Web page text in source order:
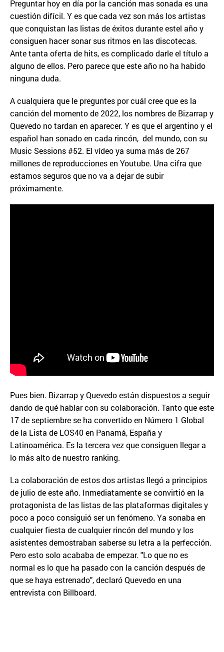
Preguntar hoy en día por la canción mas sonada es una
cuestión difícil. Y es que cada vez son más los artistas
que conquistan las listas de éxitos durante estel año y
consiguen hacer sonar sus ritmos en las discotecas.
Ante tanta oferta de hits, es complicado darle el título a
alguno de ellos. Pero parece que este año no ha habido
ninguna duda.
A cualquiera que le preguntes por cuál cree que es la
canción del momento de 2022, los nombres de Bizarrap y
Quevedo no tardan en aparecer. Y es que el argentino y el
español han sonado en cada rincón, del mundo, con su
Music Sessions #52. El vídeo ya suma más de 267
millones de reproducciones en Youtube. Una cifra que
estamos seguros que no va a dejar de subir
próximamente.
Pues bien. Bizarrap y Quevedo están dispuestos a seguir
dando de qué hablar con su colaboración. Tanto que este
17 de septiembre se ha convertido en Número 1 Global
de la Lista de LOS40 en Panamá, España y
Latinoamérica. Es la tercera vez que consiguen llegar a
lo más alto de nuestro ranking.
La colaboración de estos dos artistas llegó a principios
de julio de este año. Inmediatamente se convirtió en la
protagonista de las listas de las plataformas digitales y
poco a poco consiguió ser un fenómeno. Ya sonaba en
cualquier fiesta de cualquier rincón del mundo y los
asistentes demostraban saberse su letra a la perfección.
Pero esto solo acababa de empezar. "Lo que no es
normal es lo que ha pasado con la canción después de
que se haya estrenado", declaró Quevedo en una
entrevista con Billboard.